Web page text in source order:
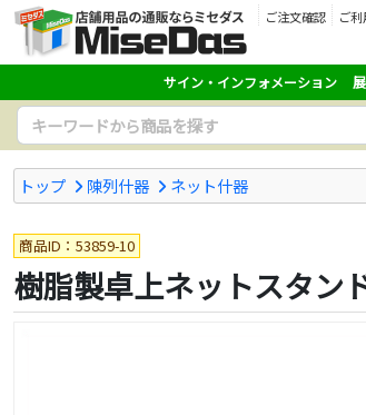
ご注文確認 ご
サイン・インフォメーション
トップ 陳列什器 ネット什器
商品ID：53859-10
樹脂製卓上ネットスタン